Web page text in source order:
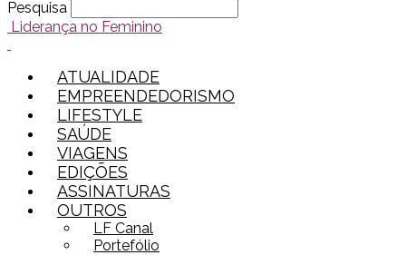
Pesquisa
Liderança no Feminino
ATUALIDADE
EMPREENDEDORISMO
LIFESTYLE
SAÚDE
VIAGENS
EDIÇÕES
ASSINATURAS
OUTROS
LF Canal
Portefólio